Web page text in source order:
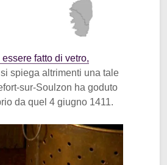
fatto di vetro,
spiega altrimenti una tale
sur-Soulzon ha goduto
da quel 4 giugno 1411.